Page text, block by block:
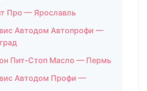
Про — Ярославль
Автодом Автопрофи —
Пит-Стоп Масло — Пермь
Автодом Профи —